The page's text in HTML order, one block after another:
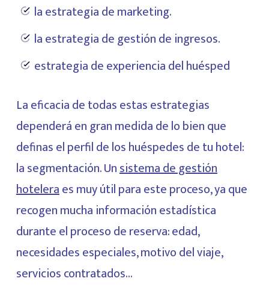
la estrategia de marketing.
la estrategia de gestión de ingresos.
estrategia de experiencia del huésped
La eficacia de todas estas estrategias
dependerá en gran medida de lo bien que
definas el perfil de los huéspedes de tu hotel:
la segmentación. Unsistema de gestión
hoteleraes muy útil para este proceso, ya que
recogen mucha información estadística
durante el proceso de reserva: edad,
necesidades especiales, motivo del viaje,
servicios contratados…